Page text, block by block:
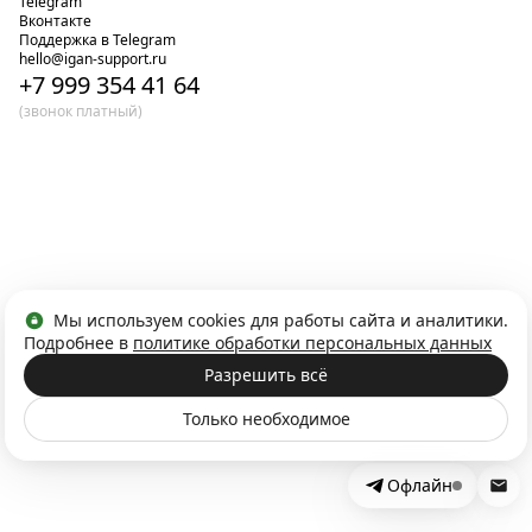
Офлайн
Мы используем cookies для работы сайта и аналитики.
Подробнее в политике обработки персональных данных
Разрешить всё
Только необходимое
Вконтакте
Поддержка в Telegram
hello@igan-support.ru
+7 999 354 41 64
(звонок платный)